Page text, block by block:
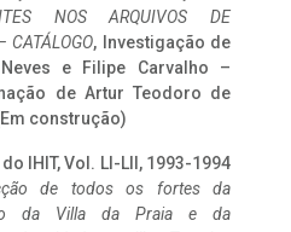
NOS ARQUIVOS DE
CATÁLOGO, Investigação de
e Filipe Carvalho –
de Artur Teodoro de
construção)
IHIT, Vol. LI-LII, 1993-1994
de todos os fortes da
da Villa da Praia e da